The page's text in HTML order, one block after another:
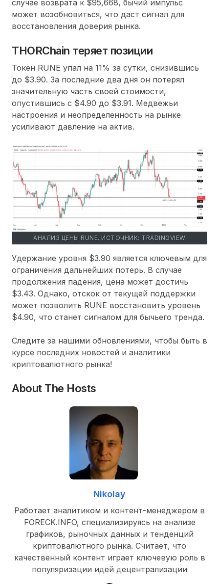
случае возврата к $95,668, бычий импульс
может возобновиться, что даст сигнал для
восстановления доверия рынка.
THORChain теряет позиции
Токен RUNE упал на 11% за сутки, снизившись
до $3.90. За последние два дня он потерял
значительную часть своей стоимости,
опустившись с $4.90 до $3.91. Медвежьи
настроения и неопределенность на рынке
усиливают давление на актив.
АНАЛИЗ ЦЕНЫ RUNE. ИСТОЧНИК: TRADINGVIEW
Удержание уровня $3.90 является ключевым для
ограничения дальнейших потерь. В случае
продолжения падения, цена может достичь
$3.43. Однако, отскок от текущей поддержки
может позволить RUNE восстановить уровень
$4.90, что станет сигналом для бычьего тренда.
Следите за нашими обновлениями, чтобы быть в
курсе последних новостей и аналитики
криптовалютного рынка!
About The Hosts
Nikolay
Работает аналитиком и контент-менеджером в
FORECK.INFO, специализируясь на анализе
графиков, рыночных данных и тенденций
криптовалютного рынка. Считает, что
качественный контент играет ключевую роль в
популяризации идей децентрализации